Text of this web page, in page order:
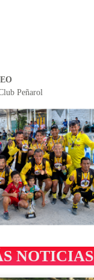
Peñarol
NOTICIAS